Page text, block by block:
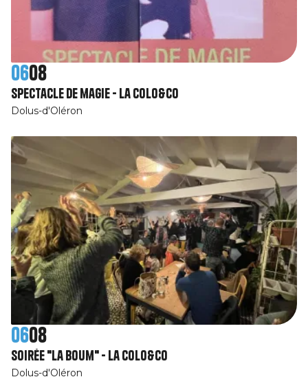
0608
Spectacle de magie - La Colo&Co
Dolus-d'Oléron
0608
Soirée "La Boum" - La Colo&Co
Dolus-d'Oléron